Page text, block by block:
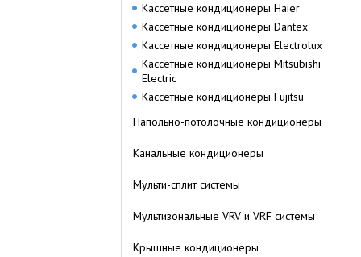
Кассетные кондиционеры Haier
Кассетные кондиционеры Dantex
Кассетные кондиционеры Electrolux
Кассетные кондиционеры Mitsubishi
Electric
Кассетные кондиционеры Fujitsu
Напольно-потолочные кондиционеры
Канальные кондиционеры
Мульти-сплит системы
Мультизональные VRV и VRF системы
Крышные кондиционеры